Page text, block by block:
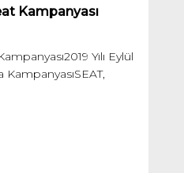
Kampanyası
Yılı Eylül